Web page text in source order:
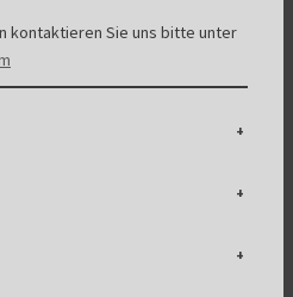
kontaktieren Sie uns bitte unter
+
+
+